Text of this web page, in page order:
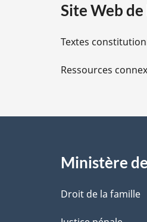
i
l
s
l
a
Site Web
Textes
Ressources
Ministère
Droit de la famille